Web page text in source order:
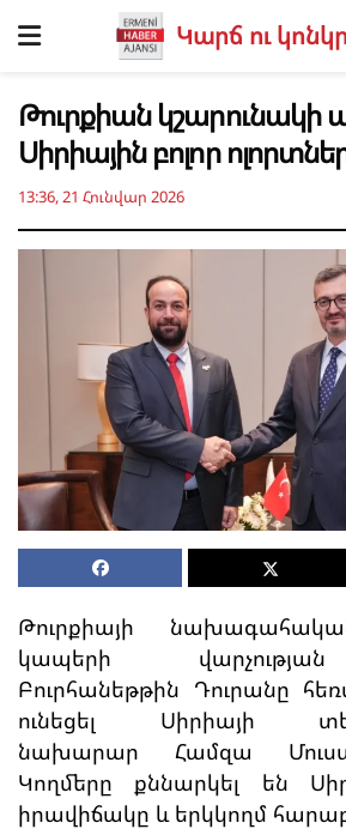
Կարճ ու
Թուրքիան կշարունակի
Սիրիային բոլոր
13:36, 21 Հունվար 2026
Թուրքիայի
կապերի
Բուրհանեթթին Դուրանը
ունեցել Սիրիայի
նախարար Համզա
Կողմերը քննարկել են
իրավիճակը և երկկողմ